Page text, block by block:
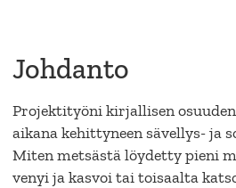
Johdanto
Projektityöni kirjallisen
aikana kehittyneen sävellys- ja
Miten metsästä löydetty pieni
venyi ja kasvoi tai toisaalta